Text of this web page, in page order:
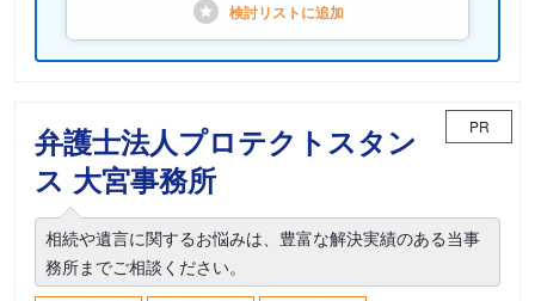
検討リストに追加
弁護士法人プロテクトスタン
ス 大宮事務所
PR
相続や遺言に関するお悩みは、豊富な解決実績のある当事
務所までご相談ください。